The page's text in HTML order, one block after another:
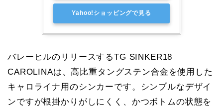
Yahoo!ショッピングで見る
バレーヒルのリリースするTG SINKER18
CAROLINAは、高比重タングステン合金を使用した
キャロライナ用のシンカーです。シンプルなデザイ
ンですが根掛かりがしにくく、かつボトムの状態を